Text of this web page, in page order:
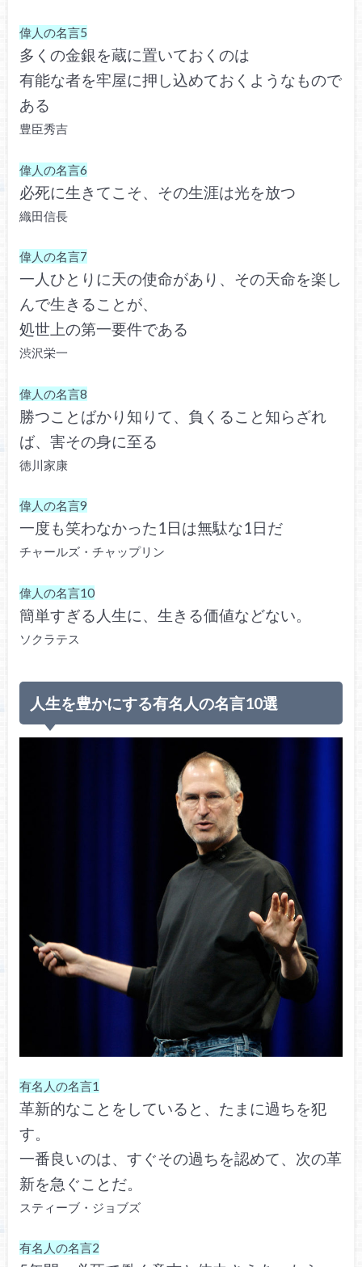
偉人の名言5
多くの金銀を蔵に置いておくのは
有能な者を牢屋に押し込めておくようなもので
ある
豊臣秀吉
偉人の名言6
必死に生きてこそ、その生涯は光を放つ
織田信長
偉人の名言7
一人ひとりに天の使命があり、その天命を楽し
んで生きることが、
処世上の第一要件である
渋沢栄一
偉人の名言8
勝つことばかり知りて、負くること知らざれ
ば、害その身に至る
徳川家康
偉人の名言9
一度も笑わなかった1日は無駄な1日だ
チャールズ・チャップリン
偉人の名言10
簡単すぎる人生に、生きる価値などない。
ソクラテス
人生を豊かにする有名人の名言10選
有名人の名言1
革新的なことをしていると、たまに過ちを犯
す。
一番良いのは、すぐその過ちを認めて、次の革
新を急ぐことだ。
スティーブ・ジョブズ
有名人の名言2